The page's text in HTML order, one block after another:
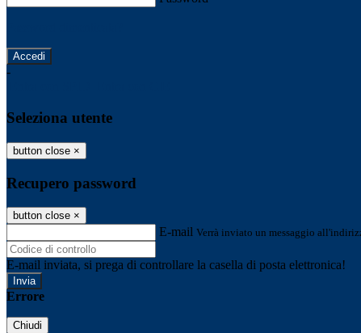
-
Seleziona utente
button close ×
Recupero password
button close ×
E-mail Verrà inviato un messaggio
E-mail inviata, si prega di controllare la casella di posta elettronica!
Errore
Chiudi